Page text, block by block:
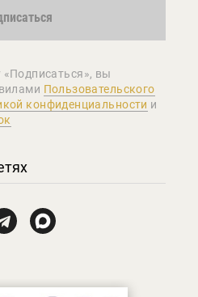
вы
Пользовательского
конфиденциальности и